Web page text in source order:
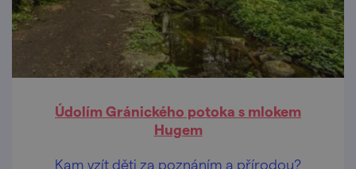
Údolím Gránického potoka s mlokem
Hugem
Kam vzít děti za poznáním a přírodou?